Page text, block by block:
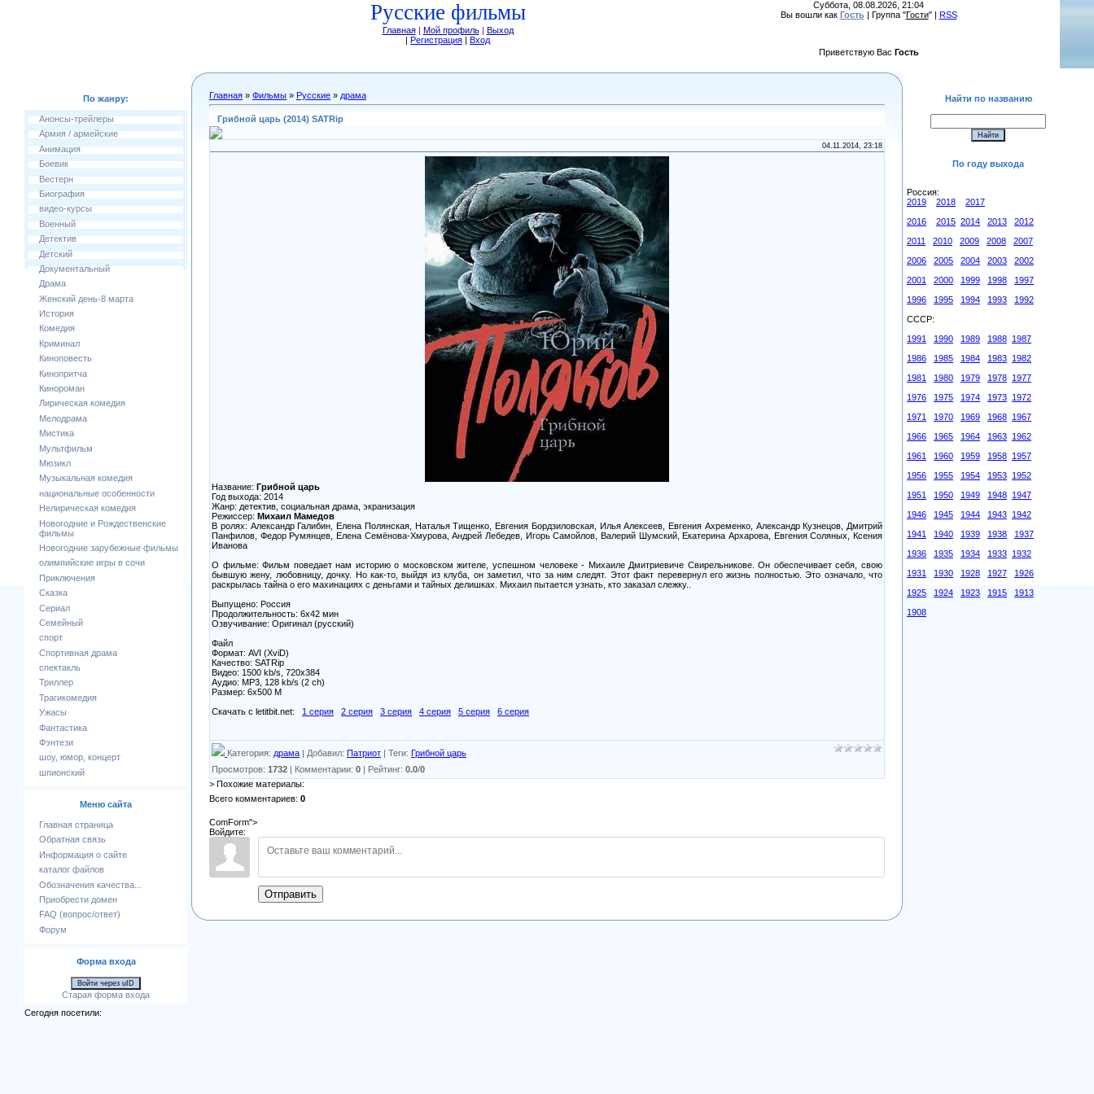
Русские фильмы
Главная| Мой профиль| Выход
| Регистрация | Вход
Суббота, 08.08.2026, 21:04
Вы вошли как Гость| Группа "Гости" | RSS
Приветствую Вас Гость
По жанру:
Анонсы-трейлеры
Армия / армейские
Анимация
Боевик
Вестерн
Биография
видео-курсы
Военный
Детектив
Детский
Документальный
Драма
Женский день-8 марта
История
Комедия
Криминал
Киноповесть
Кинопритча
Кинороман
Лирическая комедия
Мелодрама
Мистика
Мультфильм
Мюзикл
Музыкальная комедия
национальные особенности
Нелирическая комедия
Новогодние и Рождественские
фильмы
Новогодние зарубежные фильмы
олимпийские игры в сочи
Приключения
Сказка
Сериал
Семейный
спорт
Спортивная драма
спектакль
Триллер
Трагикомедия
Ужасы
Фантастика
Фэнтези
шоу, юмор, концерт
шпионский
Меню сайта
Главная страница
Обратная связь
Информация о сайте
каталог файлов
Обозначения качества...
Приобрести домен
FAQ (вопрос/ответ)
Форум
Форма входа
Войти через uID
Старая форма входа
Сегодня посетили:
Главная » Фильмы » Русские » драма
Грибной царь (2014) SATRip
04.11.2014, 23:18
Название: Грибной царь
Год выхода: 2014
Жанр: детектив, социальная драма, экранизация
Режиссер: Михаил Мамедов
В ролях: Александр Галибин, Елена Полянская, Наталья Тищенко, Евгения Бордзиловская, Илья Алексеев, Евгения Ахременко, Александр Кузнецов, Дмитрий
Панфилов, Федор Румянцев, Елена Семёнова-Хмурова, Андрей Лебедев, Игорь Самойлов, Валерий Шумский, Екатерина Архарова, Евгения Соляных, Ксения
Иванова
О фильме: Фильм поведает нам историю о московском жителе, успешном человеке - Михаиле Дмитриевиче Свирельникове. Он обеспечивает себя, свою
бывшую жену, любовницу, дочку. Но как-то, выйдя из клуба, он заметил, что за ним следят. Этот факт перевернул его жизнь полностью. Это означало, что
раскрылась тайна о его махинациях с деньгами и тайных делишках. Михаил пытается узнать, кто заказал слежку..
Выпущено: Россия
Продолжительность: 6х42 мин
Озвучивание: Оригинал (русский)
Файл
Формат: AVI (XviD)
Качество: SATRip
Видео: 1500 kb/s, 720x384
Аудио: MP3, 128 kb/s (2 ch)
Размер: 6х500 M
Скачать с letitbit.net: 1 серия 2 серия 3 серия 4 серия 5 серия 6 серия
Категория: драма | Добавил: Патриот | Теги: Грибной царь
Просмотров: 1732 | Комментарии: 0 | Рейтинг: 0.0/0
> Похожие материалы:
Всего комментариев: 0
ComForm">
Войдите:
Отправить
Найти по названию
По году выхода
Россия:
2019
2018
2017
2016
2015 2014 2013
2012
2011
2010 2009 2008
2007
2006
2005 2004 2003
2002
2001
2000 1999 1998
1997
1996
1995 1994 1993
1992
СССР:
1991
1990 1989 1988 1987
1986
1985 1984 1983 1982
1981
1980 1979 1978 1977
1976
1975 1974 1973 1972
1971
1970 1969 1968 1967
1966
1965 1964 1963 1962
1961
1960 1959 1958 1957
1956
1955 1954 1953 1952
1951
1950 1949 1948 1947
1946
1945 1944 1943 1942
1941
1940 1939 1938
1937
1936
1935 1934 1933 1932
1931
1930 1928 1927
1926
1925
1924 1923 1915
1913
1908